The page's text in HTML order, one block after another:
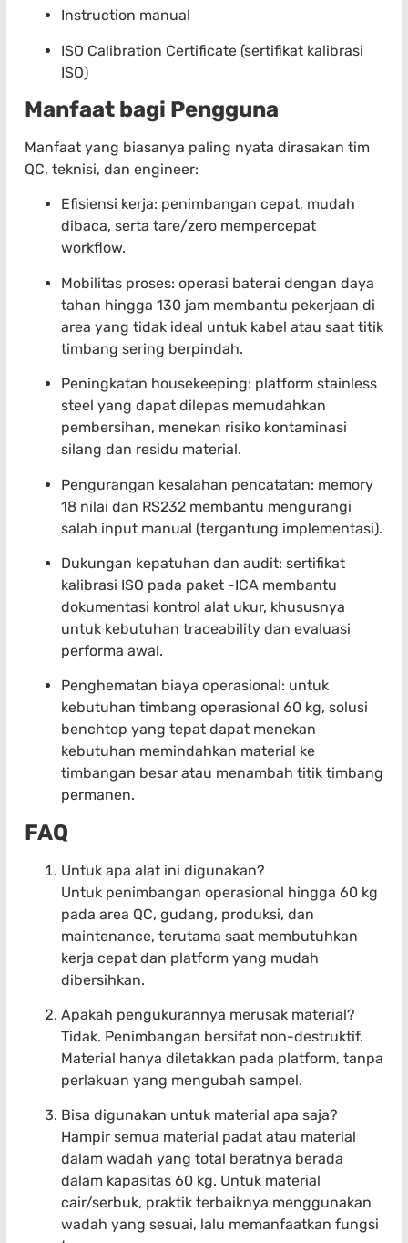
Instruction manual
ISO Calibration Certificate (sertifikat kalibrasi
ISO)
Manfaat bagi Pengguna
Manfaat yang biasanya paling nyata dirasakan tim
QC, teknisi, dan engineer:
Efisiensi kerja: penimbangan cepat, mudah
dibaca, serta tare/zero mempercepat
workflow.
Mobilitas proses: operasi baterai dengan daya
tahan hingga 130 jam membantu pekerjaan di
area yang tidak ideal untuk kabel atau saat titik
timbang sering berpindah.
Peningkatan housekeeping: platform stainless
steel yang dapat dilepas memudahkan
pembersihan, menekan risiko kontaminasi
silang dan residu material.
Pengurangan kesalahan pencatatan: memory
18 nilai dan RS232 membantu mengurangi
salah input manual (tergantung implementasi).
Dukungan kepatuhan dan audit: sertifikat
kalibrasi ISO pada paket -ICA membantu
dokumentasi kontrol alat ukur, khususnya
untuk kebutuhan traceability dan evaluasi
performa awal.
Penghematan biaya operasional: untuk
kebutuhan timbang operasional 60 kg, solusi
benchtop yang tepat dapat menekan
kebutuhan memindahkan material ke
timbangan besar atau menambah titik timbang
permanen.
FAQ
Untuk apa alat ini digunakan?
Untuk penimbangan operasional hingga 60 kg
pada area QC, gudang, produksi, dan
maintenance, terutama saat membutuhkan
kerja cepat dan platform yang mudah
dibersihkan.
Apakah pengukurannya merusak material?
Tidak. Penimbangan bersifat non-destruktif.
Material hanya diletakkan pada platform, tanpa
perlakuan yang mengubah sampel.
Bisa digunakan untuk material apa saja?
Hampir semua material padat atau material
dalam wadah yang total beratnya berada
dalam kapasitas 60 kg. Untuk material
cair/serbuk, praktik terbaiknya menggunakan
wadah yang sesuai, lalu memanfaatkan fungsi